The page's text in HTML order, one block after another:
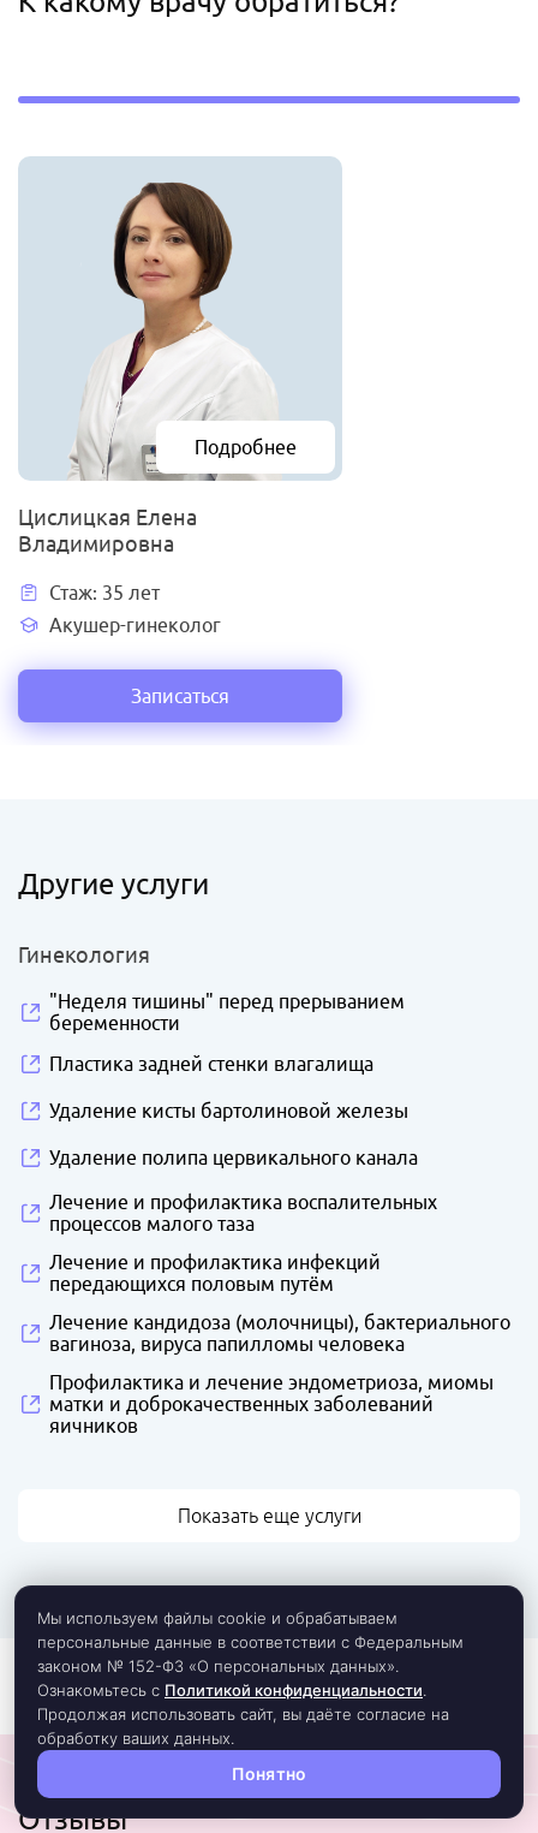
Подробнее
Цислицкая Елена
Владимировна
Стаж: 35 лет
Акушер-гинеколог
Записаться
Другие услуги
Гинекология
"Неделя тишины" перед прерыванием
беременности
Пластика задней стенки влагалища
Удаление кисты бартолиновой железы
Удаление полипа цервикального канала
Лечение и профилактика воспалительных
процессов малого таза
Лечение и профилактика инфекций
передающихся половым путём
Лечение кандидоза (молочницы), бактериального
вагиноза, вируса папилломы человека
Профилактика и лечение эндометриоза, миомы
матки и доброкачественных заболеваний
яичников
Показать еще услуги
Отзывы
Мы используем файлы cookie и обрабатываем
персональные данные в соответствии с Федеральным
законом № 152-ФЗ «О персональных данных».
Ознакомьтесь с Политикой конфиденциальности.
Продолжая использовать сайт, вы даёте согласие на
обработку ваших данных.
Понятно